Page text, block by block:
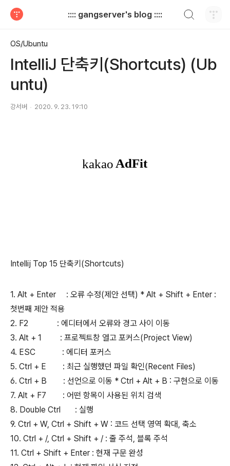
:::: gangserver's blog ::::
OS/Ubuntu
IntelliJ 단축키(Shortcuts) (Ub
untu)
강서버 2020. 9. 23. 19:10
Intellij Top 15 단축키(Shortcuts)
1. Alt + Enter : 오류 수정(제안 선택) * Alt + Shift + Enter :
첫번째 제안 적용
2. F2 : 에디터에서 오류와 경고 사이 이동
3. Alt + 1 : 프로젝트창 열고 포커스(Project View)
4. ESC : 에디터 포커스
5. Ctrl + E : 최근 실행했던 파일 확인(Recent Files)
6. Ctrl + B : 선언으로 이동 * Ctrl + Alt + B : 구현으로 이동
7. Alt + F7 : 어떤 항목이 사용된 위치 검색
8. Double Ctrl : 실행
9. Ctrl + W, Ctrl + Shift + W : 코드 선택 영역 확대, 축소
10. Ctrl + /, Ctrl + Shift + / : 줄 주석, 블록 주석
11. Ctrl + Shift + Enter : 현재 구문 완성